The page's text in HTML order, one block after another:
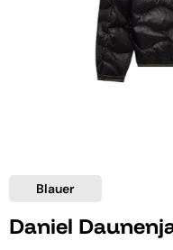
Blauer
Daniel